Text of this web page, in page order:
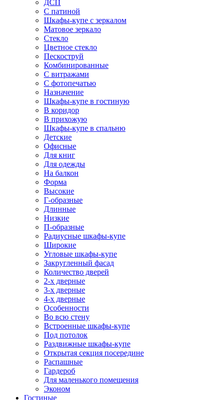
ДСП
С патиной
Шкафы-купе с зеркалом
Матовое зеркало
Стекло
Цветное стекло
Пескоструй
Комбинированные
С витражами
С фотопечатью
Назначение
Шкафы-купе в гостиную
В коридор
В прихожую
Шкафы-купе в спальню
Детские
Офисные
Для книг
Для одежды
На балкон
Форма
Высокие
Г-образные
Длинные
Низкие
П-образные
Радиусные шкафы-купе
Широкие
Угловые шкафы-купе
Закругленный фасад
Количество дверей
2-х дверные
3-х дверные
4-х дверные
Особенности
Во всю стену
Встроенные шкафы-купе
Под потолок
Раздвижные шкафы-купе
Открытая секция посередине
Распашные
Гардероб
Для маленького помещения
Эконом
Гостиные